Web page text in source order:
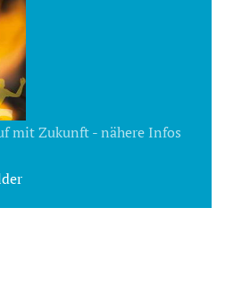
mit Zukunft - nähere Infos